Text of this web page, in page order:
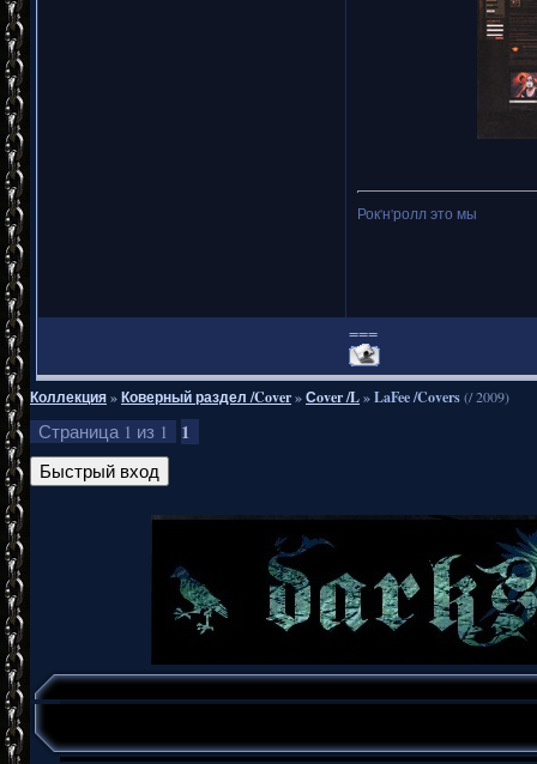
Рок'н'ролл это мы
===
Коллекция»Коверный раздел /Cover»Сover /L»LaFee /Covers(/ 2009)
Страница 1 из 1 1